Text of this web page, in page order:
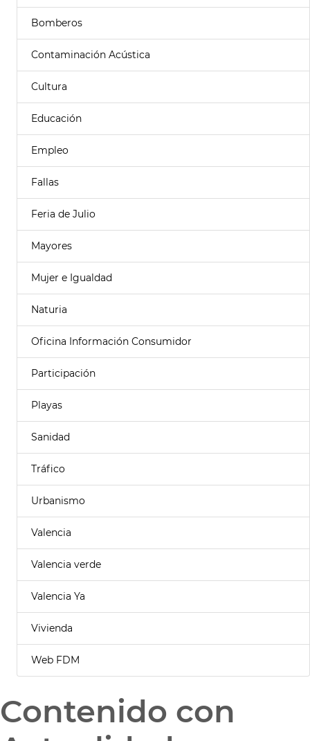
Bomberos
Contaminación Acústica
Cultura
Educación
Empleo
Fallas
Feria de Julio
Mayores
Mujer e Igualdad
Naturia
Oficina Información Consumidor
Participación
Playas
Sanidad
Tráfico
Urbanismo
Valencia
Valencia verde
Valencia Ya
Vivienda
Web FDM
Contenido con